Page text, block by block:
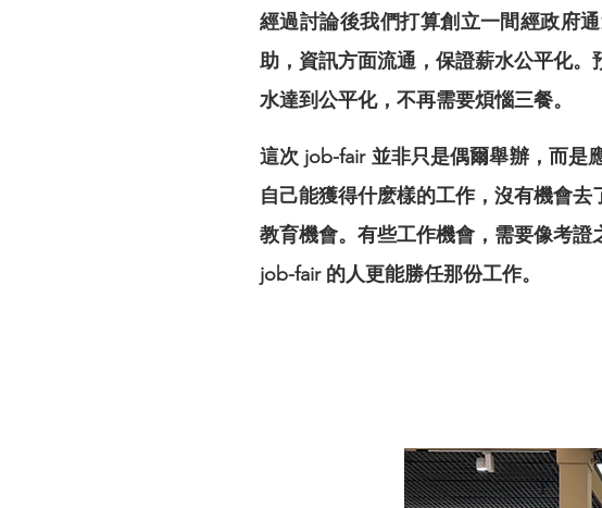
經過討論後我們打算創立一間經政府
助，資訊方面流通，保證薪水公平化
水達到公平化，不再需要煩惱三餐。
這次 job-fair 並非只是偶爾舉辦，而是
自己能獲得什麽樣的工作，沒有機會
教育機會。有些工作機會，需要像考
job-fair 的人更能勝任那份工作。